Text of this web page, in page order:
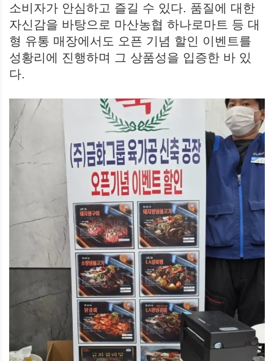
소비자가 안심하고 즐길 수 있다. 품질에 대한
자신감을 바탕으로 마산농협 하나로마트 등 대
형 유통 매장에서도 오픈 기념 할인 이벤트를
성황리에 진행하며 그 상품성을 입증한 바 있
다.